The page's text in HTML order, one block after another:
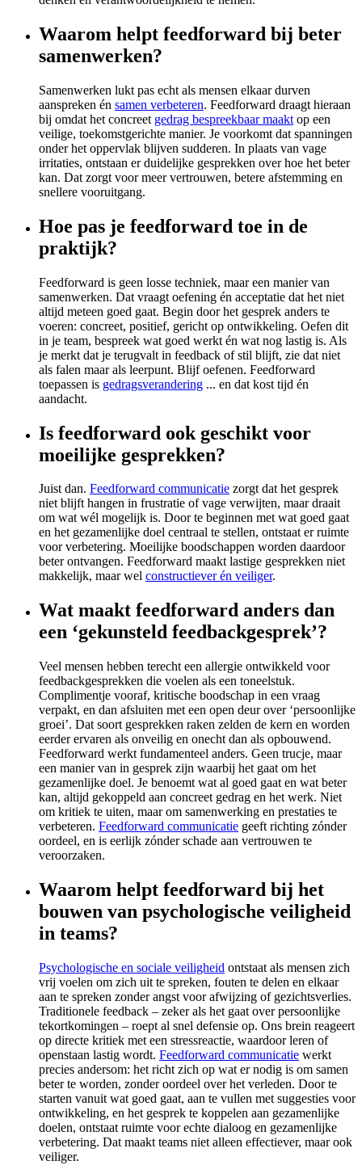
Waarom helpt feedforward bij beter
samenwerken?
Samenwerken lukt pas echt als mensen elkaar durven
aanspreken én samen verbeteren. Feedforward draagt hieraan
bij omdat het concreet gedrag bespreekbaar maakt op een
veilige, toekomstgerichte manier. Je voorkomt dat spanningen
onder het oppervlak blijven sudderen. In plaats van vage
irritaties, ontstaan er duidelijke gesprekken over hoe het beter
kan. Dat zorgt voor meer vertrouwen, betere afstemming en
snellere vooruitgang.
Hoe pas je feedforward toe in de
praktijk?
Feedforward is geen losse techniek, maar een manier van
samenwerken. Dat vraagt oefening én acceptatie dat het niet
altijd meteen goed gaat. Begin door het gesprek anders te
voeren: concreet, positief, gericht op ontwikkeling. Oefen dit
in je team, bespreek wat goed werkt én wat nog lastig is. Als
je merkt dat je terugvalt in feedback of stil blijft, zie dat niet
als falen maar als leerpunt. Blijf oefenen. Feedforward
toepassen is gedragsverandering ... en dat kost tijd én
aandacht.
Is feedforward ook geschikt voor
moeilijke gesprekken?
Juist dan. Feedforward communicatie zorgt dat het gesprek
niet blijft hangen in frustratie of vage verwijten, maar draait
om wat wél mogelijk is. Door te beginnen met wat goed gaat
en het gezamenlijke doel centraal te stellen, ontstaat er ruimte
voor verbetering. Moeilijke boodschappen worden daardoor
beter ontvangen. Feedforward maakt lastige gesprekken niet
makkelijk, maar wel constructiever én veiliger.
Wat maakt feedforward anders dan
een ‘gekunsteld feedbackgesprek’?
Veel mensen hebben terecht een allergie ontwikkeld voor
feedbackgesprekken die voelen als een toneelstuk.
Complimentje vooraf, kritische boodschap in een vraag
verpakt, en dan afsluiten met een open deur over ‘persoonlijke
groei’. Dat soort gesprekken raken zelden de kern en worden
eerder ervaren als onveilig en onecht dan als opbouwend.
Feedforward werkt fundamenteel anders. Geen trucje, maar
een manier van in gesprek zijn waarbij het gaat om het
gezamenlijke doel. Je benoemt wat al goed gaat en wat beter
kan, altijd gekoppeld aan concreet gedrag en het werk. Niet
om kritiek te uiten, maar om samenwerking en prestaties te
verbeteren. Feedforward communicatie geeft richting zónder
oordeel, en is eerlijk zónder schade aan vertrouwen te
veroorzaken.
Waarom helpt feedforward bij het
bouwen van psychologische veiligheid
in teams?
Psychologische en sociale veiligheid ontstaat als mensen zich
vrij voelen om zich uit te spreken, fouten te delen en elkaar
aan te spreken zonder angst voor afwijzing of gezichtsverlies.
Traditionele feedback – zeker als het gaat over persoonlijke
tekortkomingen – roept al snel defensie op. Ons brein reageert
op directe kritiek met een stressreactie, waardoor leren of
openstaan lastig wordt. Feedforward communicatie werkt
precies andersom: het richt zich op wat er nodig is om samen
beter te worden, zonder oordeel over het verleden. Door te
starten vanuit wat goed gaat, aan te vullen met suggesties voor
ontwikkeling, en het gesprek te koppelen aan gezamenlijke
doelen, ontstaat ruimte voor echte dialoog en gezamenlijke
verbetering. Dat maakt teams niet alleen effectiever, maar ook
veiliger.